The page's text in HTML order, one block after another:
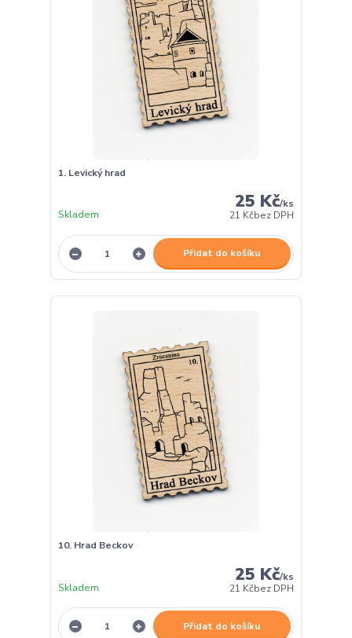
1. Levický hrad
25 Kč/ks
21 Kčbez DPH
Skladem
Přidat do košíku
10. Hrad Beckov
25 Kč/ks
21 Kčbez DPH
Skladem
Přidat do košíku